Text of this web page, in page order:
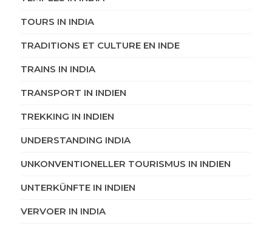
TOURS IN INDIA
TRADITIONS ET CULTURE EN INDE
TRAINS IN INDIA
TRANSPORT IN INDIEN
TREKKING IN INDIEN
UNDERSTANDING INDIA
UNKONVENTIONELLER TOURISMUS IN INDIEN
UNTERKÜNFTE IN INDIEN
VERVOER IN INDIA